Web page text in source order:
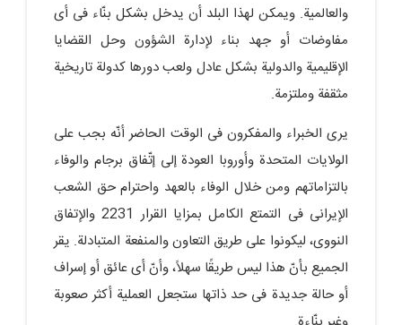
والعالمیة. ویمکن لهذا البلد أن یدخل بشکل بنّاء فی أی
مفاوضات أو جهد بناء لإدارة الشؤون وحل القضایا
الإقلیمیة والدولیة بشکل عادل ولعب دورها کدولة تاریخیة
مثقفة وملتزمة.
یرى الخبراء والمفکرون فی الوقت الحاضر أنّه بجب على
الولایات المتحدة وأوروبا العودة إلى إتّفاق برجام والوفاء
بالتزاماتهم ومن خلال الوفاء بالعهد واحترام حق الشعب
الإیرانی فی التمتع الکامل بمزایا القرار 2231 والإتفاق
النووی، لیکونوا على طریق التعاون والمنفعة المتبادلة. یقر
الجمیع بأنّ هذا لیس طریقًا سهلاً، وأنّ أی عائق أو إسراف
أو حالة جدیدة فی حد ذاتها ستجعل العملیة أکثر صعوبة